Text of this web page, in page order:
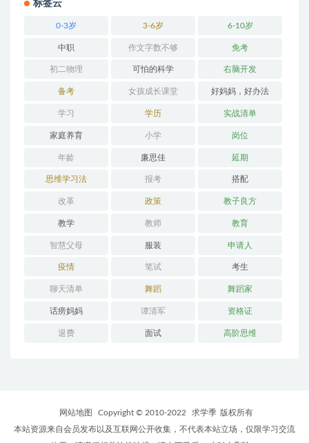
标签云
0-3岁 3-6岁 6-10岁
中职 作文字数不够 免考
初二物理 可怕的科学 右脑开发
备考 女孩成长课堂 好妈妈，好办法
学习 学历 实战清单
家庭养育 小学 岗位
年龄 廉思佳 延期
思维学习法 报考 搭配
改革 政策 教子良方
教学 教师 教育
智慧父母 服装 申请人
疫情 笔试 考生
聊天清单 舞蹈 舞蹈家
话痨妈妈 谭清军 资格证
退费 面试 高阶思维
网站地图 Copyright © 2010-2022 求学季 版权所有
本站资源来自会员发布以及互联网公开收集，不代表本站立场，仅限学习交流